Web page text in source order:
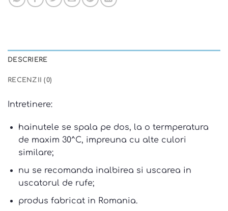
DESCRIERE
RECENZII (0)
Intretinere:
hainutele se spala pe dos, la o termperatura
de maxim 30^C, impreuna cu alte culori
similare;
nu se recomanda inalbirea si uscarea in
uscatorul de rufe;
produs fabricat in Romania.